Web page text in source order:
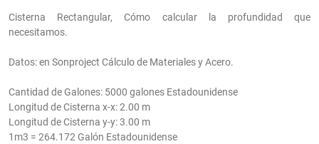
Cisterna Rectangular, Cómo calcular la profundidad que
necesitamos.
Datos: en Sonproject Cálculo de Materiales y Acero.
Cantidad de Galones: 5000 galones Estadounidense
Longitud de Cisterna x-x: 2.00 m
Longitud de Cisterna y-y: 3.00 m
1m3 = 264.172 Galón Estadounidense